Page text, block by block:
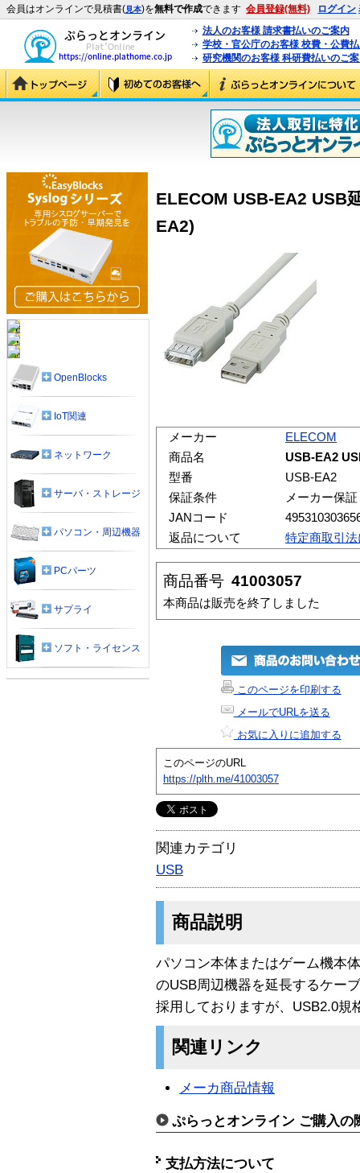
会員はオンラインで見積書(見本)を無料で作成できます 会員登録(無料) ログイン
法人のお客様 請求書払いのご案内
学校・官公庁のお客様 校費・公費
研究機関のお客様 科研費払いのご
ELECOM USB-EA2 USB
EA2)
メーカー
ELECOM
商品名
USB-EA2
型番
USB-EA2
保証条件
メーカー保証
JANコード
返品について
特定商取引
商品番号 41003057
本商品は販売を終了しました
このページを印刷する
メールでURLを送る
お気に入りに追加する
このページのURL
https://plth.me/41003057
関連カテゴリ
USB
商品説明
パソコン本体またはゲーム機本
のUSB周辺機器を延長するケー
採用しておりますが、USB2.0規
関連リンク
メーカ商品情報
ぷらっとオンライン ご購入の
支払方法について
OpenBlocks
IoT関連
ネットワーク
サーバ・ストレージ
パソコン・周辺機器
PCパーツ
サプライ
ソフト・ライセンス